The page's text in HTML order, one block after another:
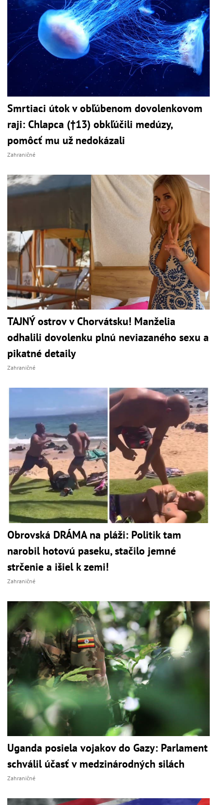
Smrtiaci útok v obľúbenom dovolenkovom
raji: Chlapca (†13) obkľúčili medúzy,
pomôcť mu už nedokázali
Zahraničné
TAJNÝ ostrov v Chorvátsku! Manželia
odhalili dovolenku plnú neviazaného sexu a
pikatné detaily
Zahraničné
Obrovská DRÁMA na pláži: Politik tam
narobil hotovú paseku, stačilo jemné
strčenie a išiel k zemi!
Zahraničné
Uganda posiela vojakov do Gazy: Parlament
schválil účasť v medzinárodných silách
Zahraničné